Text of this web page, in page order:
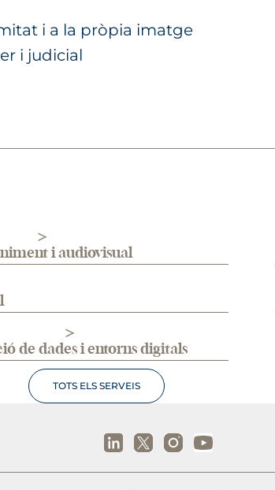
i a la pròpia imatge
i judicial
i audiovisual
de dades i entorns digitals
TOTS ELS SERVEIS